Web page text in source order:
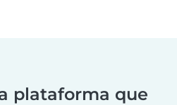
plataforma que